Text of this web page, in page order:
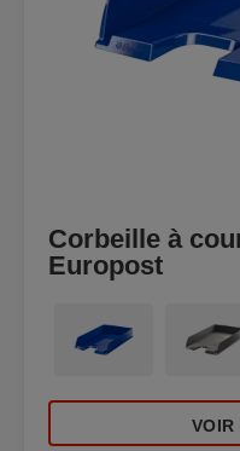
Corbeille à
Europost
VOIR